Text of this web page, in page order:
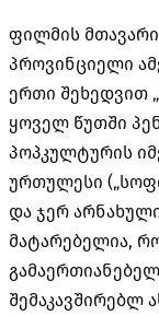
ფილმის მთავარი
პროვინციელი
ერთი შეხედვით
ყოველ წუთში
პოპკულტურის
ურთულესი
და ჯერ
მატარებელია,
შემაკავშირებლ